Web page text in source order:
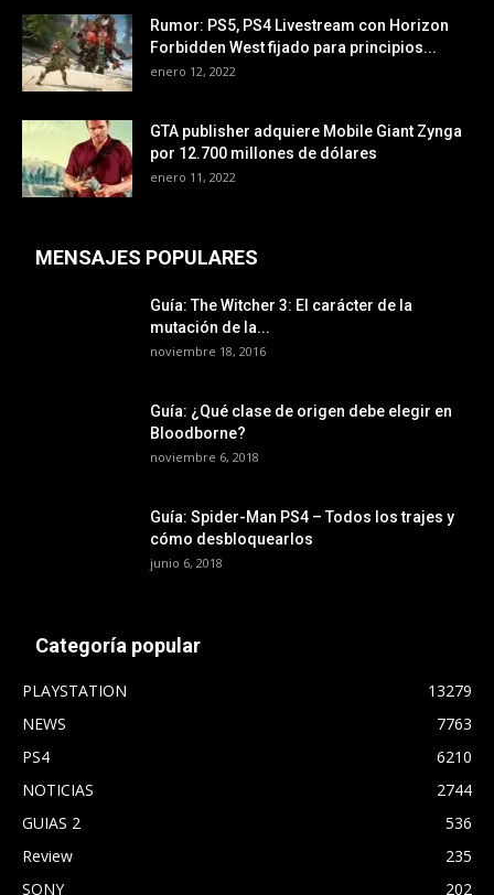
Rumor: PS5, PS4 Livestream con Horizon
Forbidden West fijado para principios...
enero 12, 2022
GTA publisher adquiere Mobile Giant Zynga
por 12.700 millones de dólares
enero 11, 2022
MENSAJES POPULARES
Guía: The Witcher 3: El carácter de la
mutación de la...
noviembre 18, 2016
Guía: ¿Qué clase de origen debe elegir en
Bloodborne?
noviembre 6, 2018
Guía: Spider-Man PS4 – Todos los trajes y
cómo desbloquearlos
junio 6, 2018
Categoría popular
PLAYSTATION
13279
NEWS
7763
PS4
6210
NOTICIAS
2744
GUIAS 2
536
Review
235
SONY
202